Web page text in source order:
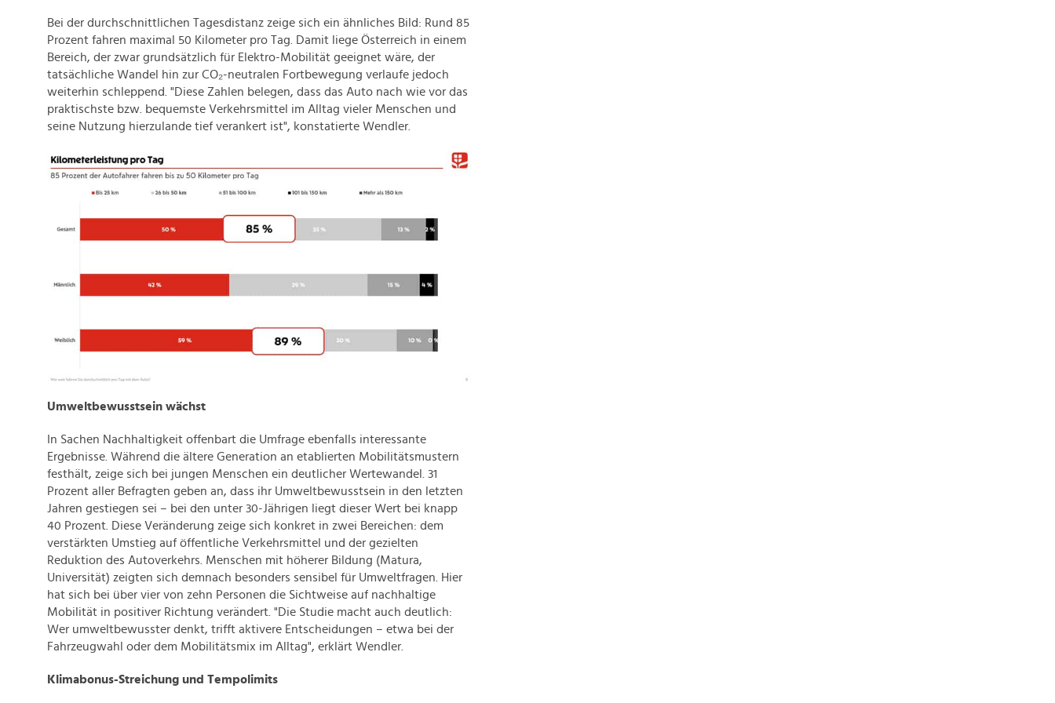
Bei der durchschnittlichen Tagesdistanz zeige sich ein ähnliches Bild: Rund 85
Prozent fahren maximal 50 Kilometer pro Tag. Damit liege Österreich in einem
Bereich, der zwar grundsätzlich für Elektro-Mobilität geeignet wäre, der
tatsächliche Wandel hin zur CO₂-neutralen Fortbewegung verlaufe jedoch
weiterhin schleppend. "Diese Zahlen belegen, dass das Auto nach wie vor das
praktischste bzw. bequemste Verkehrsmittel im Alltag vieler Menschen und
seine Nutzung hierzulande tief verankert ist", konstatierte Wendler.
Umweltbewusstsein wächst
In Sachen Nachhaltigkeit offenbart die Umfrage ebenfalls interessante
Ergebnisse. Während die ältere Generation an etablierten Mobilitätsmustern
festhält, zeige sich bei jungen Menschen ein deutlicher Wertewandel. 31
Prozent aller Befragten geben an, dass ihr Umweltbewusstsein in den letzten
Jahren gestiegen sei – bei den unter 30-Jährigen liegt dieser Wert bei knapp
40 Prozent. Diese Veränderung zeige sich konkret in zwei Bereichen: dem
verstärkten Umstieg auf öffentliche Verkehrsmittel und der gezielten
Reduktion des Autoverkehrs. Menschen mit höherer Bildung (Matura,
Universität) zeigten sich demnach besonders sensibel für Umweltfragen. Hier
hat sich bei über vier von zehn Personen die Sichtweise auf nachhaltige
Mobilität in positiver Richtung verändert. "Die Studie macht auch deutlich:
Wer umweltbewusster denkt, trifft aktivere Entscheidungen – etwa bei der
Fahrzeugwahl oder dem Mobilitätsmix im Alltag", erklärt Wendler.
Klimabonus-Streichung und Tempolimits